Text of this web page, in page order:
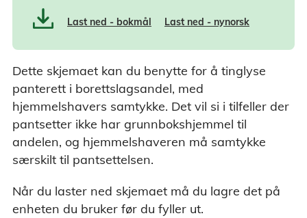
Last ned - bokmål Last ned - nynorsk
Dette skjemaet kan du benytte for å tinglyse
panterett i borettslagsandel, med
hjemmelshavers samtykke. Det vil si i tilfeller der
pantsetter ikke har grunnbokshjemmel til
andelen, og hjemmelshaveren må samtykke
særskilt til pantsettelsen.
Når du laster ned skjemaet må du lagre det på
enheten du bruker før du fyller ut.